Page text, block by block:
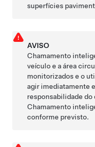
superfícies
AVISO
Chamamento
veículo e a área
monitorizados e o
agir imediatamente
responsabilidade
Chamamento
conforme previsto.